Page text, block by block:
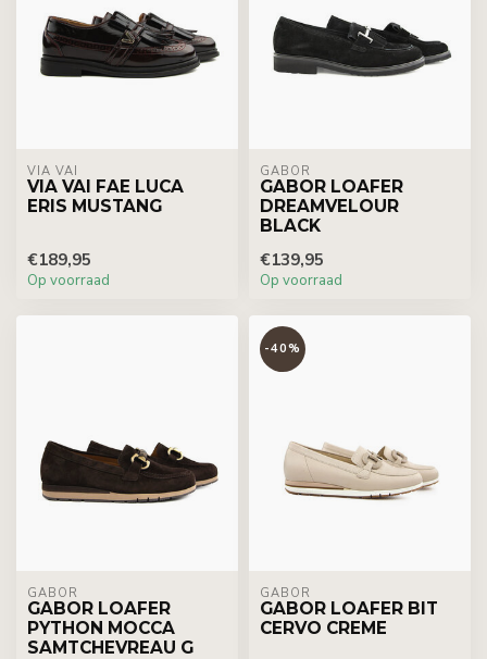
VIA VAI
VIA VAI FAE LUCA
ERIS MUSTANG
€189,95
Op voorraad
GABOR
GABOR LOAFER
DREAMVELOUR
BLACK
€139,95
Op voorraad
GABOR
GABOR LOAFER
PYTHON MOCCA
SAMTCHEVREAU G
-40%
GABOR
GABOR LOAFER BIT
CERVO CREME